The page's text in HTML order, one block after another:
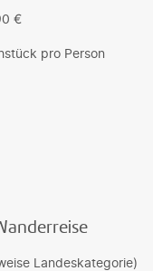
€
pro Person
Landeskategorie)